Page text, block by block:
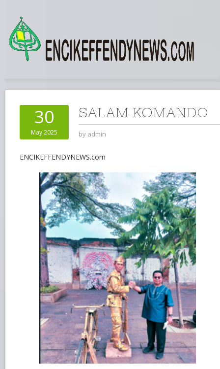
30
May 2025
SALAM KOMANDO
by admin
ENCIKEFFENDYNEWS.com